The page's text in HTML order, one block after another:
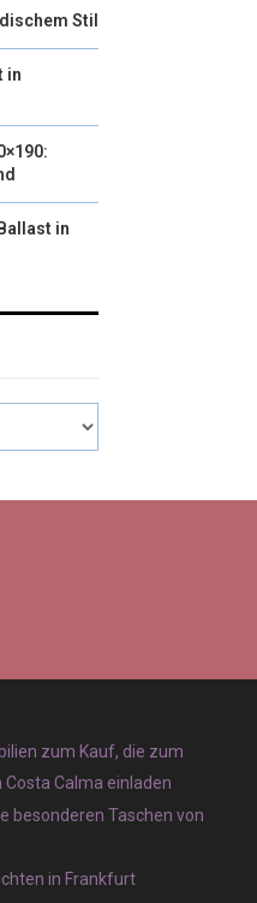
Stil
in
in
zum Kauf, die zum
Costa Calma einladen
besonderen Taschen von
in Frankfurt